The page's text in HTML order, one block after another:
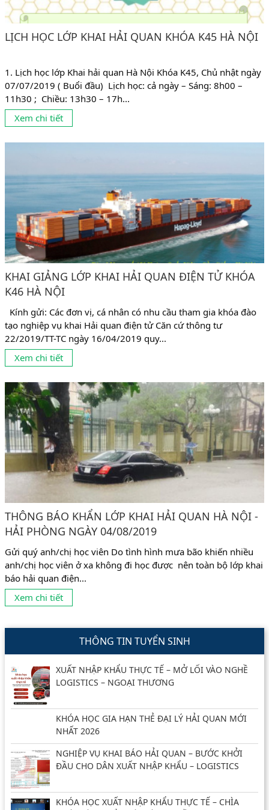
LỊCH HỌC LỚP KHAI HẢI QUAN KHÓA K45 HÀ NỘI
1. Lịch học lớp Khai hải quan Hà Nội Khóa K45, Chủ nhật ngày
07/07/2019 ( Buổi đầu) Lịch học: cả ngày – Sáng: 8h00 –
11h30 ; Chiều: 13h30 – 17h...
Xem chi tiết
KHAI GIẢNG LỚP KHAI HẢI QUAN ĐIỆN TỬ KHÓA
K46 HÀ NỘI
Kính gửi: Các đơn vị, cá nhân có nhu cầu tham gia khóa đào
tạo nghiệp vụ khai Hải quan điện tử Căn cứ thông tư
22/2019/TT-TC ngày 16/04/2019 quy...
Xem chi tiết
THÔNG BÁO KHẨN LỚP KHAI HẢI QUAN HÀ NỘI -
HẢI PHÒNG NGÀY 04/08/2019
Gửi quý anh/chị học viên Do tình hình mưa bão khiến nhiều
anh/chị học viên ở xa không đi học được nên toàn bộ lớp khai
báo hải quan điện...
Xem chi tiết
THÔNG TIN TUYỂN SINH
XUẤT NHẬP KHẨU THỰC TẾ – MỞ LỐI VÀO NGHỀ
LOGISTICS – NGOẠI THƯƠNG
KHÓA HỌC GIA HẠN THẺ ĐẠI LÝ HẢI QUAN MỚI
NHẤT 2026
NGHIỆP VỤ KHAI BÁO HẢI QUAN – BƯỚC KHỞI
ĐẦU CHO DÂN XUẤT NHẬP KHẨU – LOGISTICS
KHÓA HỌC XUẤT NHẬP KHẨU THỰC TẾ – CHÌA